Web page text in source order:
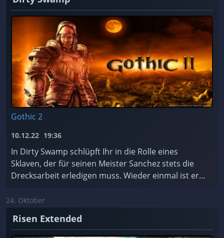
Gothic 2
10.12.22 19:36
In Dirty Swamp schlüpft Ihr in die Rolle eines
Sklaven, der für seinen Meister Sanchez stets die
Drecksarbeit erledigen muss. Wieder einmal ist er
24. Oktober
Risen Extended